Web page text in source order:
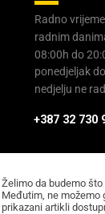
Radno
radnim
08:00h do
ponedjeljak
nedjelju ne
+387 32 730
Želimo da budemo
Međutim, ne možemo
prikazani artikli